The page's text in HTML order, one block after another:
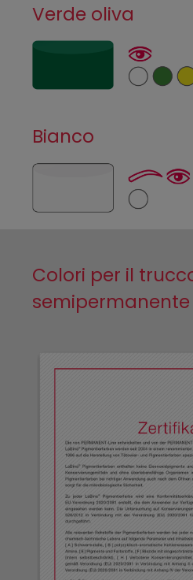
Verde oliva
Bianco
Colori per il